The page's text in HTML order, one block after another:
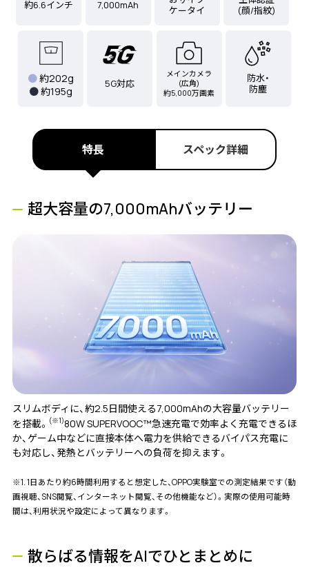
約6.6インチ 7,000mAh
ケータイ
(顔/指紋)
●約202g
●約195g
5G対応
メインカメラ
(広角)
約5,000万画素
防水・
防塵
特長 スペック詳細
超大容量の7,000mAhバッテリー
スリムボディに、約2.5日間使える7,000mAhの大容量バッテリー
を搭載。 (※1)80W SUPERVOOC™急速充電で効率よく充電できるほ
か、ゲーム中などに直接本体へ電力を供給できるバイパス充電に
も対応し、発熱とバッテリーへの負荷を抑えます。
※1. 1日あたり約6時間利用すると想定した、OPPO実験室での測定結果です（動
画視聴、SNS閲覧、インターネット閲覧、その他機能など）。実際の使用可能時
間は、利用状況や設定によって異なります。
散らばる情報をAIでひとまとめに